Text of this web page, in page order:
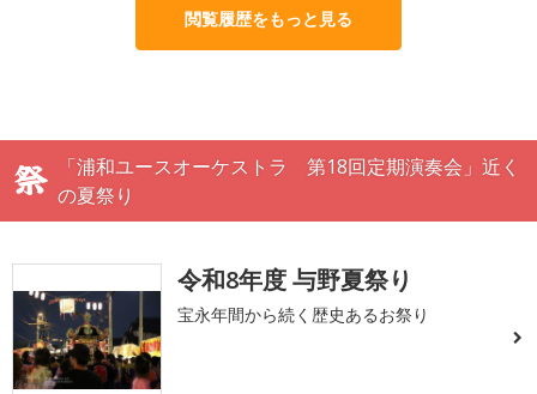
閲覧履歴をもっと見る
「浦和ユースオーケストラ 第18回定期演奏会」近く
の夏祭り
令和8年度 与野夏祭り
宝永年間から続く歴史あるお祭り